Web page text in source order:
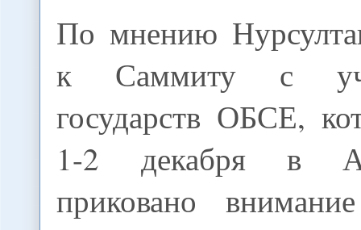
По мнению
к Саммиту с
государств ОБСЕ,
1-2 декабря в
приковано